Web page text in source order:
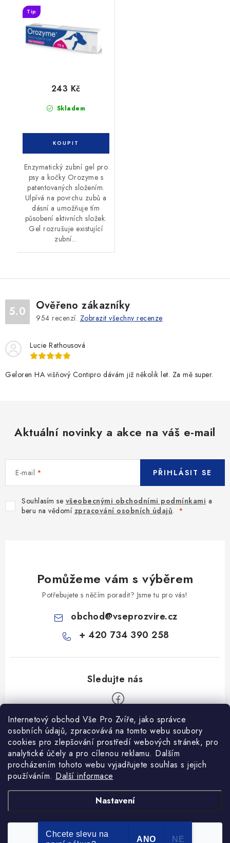
Internetový obchod Vše Pro Zvíře, jako správce
osobních údajů, zpracovává na tomto webu soubory
cookies pro zlepšování prostředí webových stránek, pro
analytické účely a pro cílenou reklamu. Dalším
procházením tohoto webu vyjadřujete souhlas s jejich
používáním. Další informace
Nastavení
Souhlasím
Tip
Skladem
243 Kč
Enzymatický zubní gel pro
psy a kočky Orozyme s
patentovaných složením.
Ulpívá na povrchu zubů a
dásní a umožňuje tím
působení aktivních složek.
Gel rozrušuje existující
zubní...
5.0 Ověřeno zákazníky
954 recenzí. Zobrazit všechny recenze
Lucie Rathousová
Geloren HA višňový Contipro dávám již několik let. Za mě super.
Aktuální novinky a akce na váš e-mail
E-mail
Souhlasím se všeobecnými obchodními podmínkami a
beru na vědomí zpracování osobních údajů.
PŘIHLÁSIT SE
Pomůžeme vám s výběrem
Potřebujete s něčím poradit? Jsme tu pro vás!
obchod@vseprozvire.cz
+ 420 734 390 258
Informace pro Vás
Ceník dopravy
Kontakty
Obchodní podmínky
Podmínky ochrany osobních údajů
Heuréka recenze
Copyright 2026Vše Pro Zvíře . Všechna práva vyhrazena.
Chcete slevu na
ANO NE